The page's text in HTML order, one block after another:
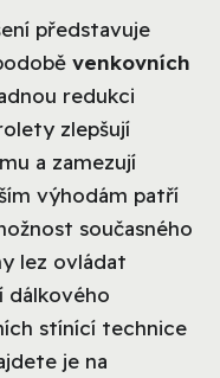
představuje
venkovních
redukci
zlepšují
a zamezují
výhodám patří
současného
lez ovládat
dálkového
stínící technice
je na